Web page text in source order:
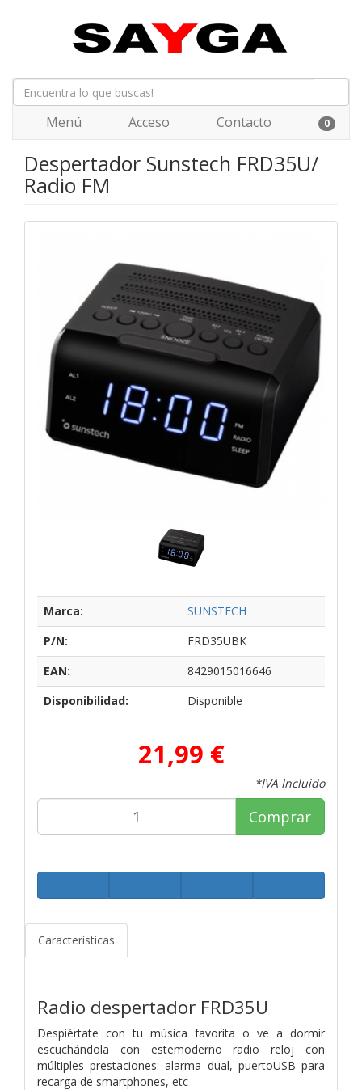
Menú Acceso Contacto 0
Despertador Sunstech FRD35U/
Radio FM
Marca:
SUNSTECH
P/N:
FRD35UBK
EAN:
8429015016646
Disponibilidad:
Disponible
21,99 €
*IVA Incluido
Comprar
Características
Radio despertador FRD35U
Despiértate con tu música favorita o ve a dormir
escuchándola con estemoderno radio reloj con
múltiples prestaciones: alarma dual, puertoUSB para
recarga de smartphones, etc